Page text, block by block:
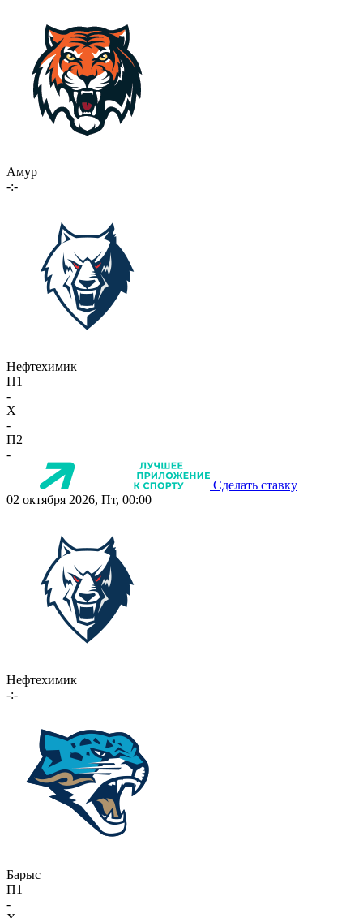
Амур
-:-
Нефтехимик
П1
-
X
-
П2
-
Сделать ставку
02 октября 2026, Пт, 00:00
Нефтехимик
-:-
Барыс
П1
-